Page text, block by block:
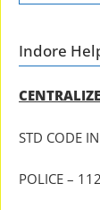
Indore
STD CODE
POLICE –